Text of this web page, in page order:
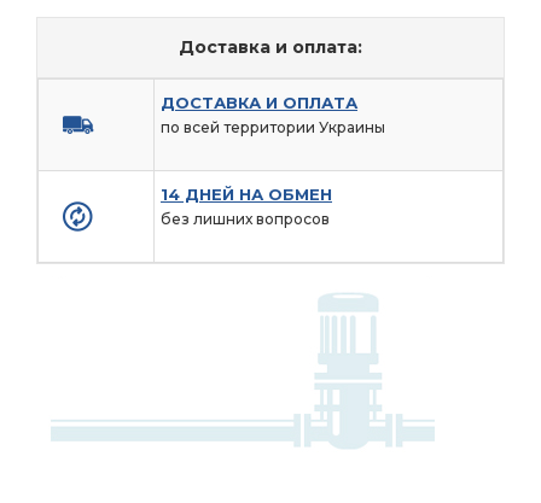
Доставка и оплата:
ДОСТАВКА И ОПЛАТА
по всей территории Украины
14 ДНЕЙ НА ОБМЕН
без лишних вопросов